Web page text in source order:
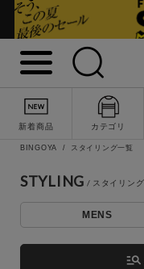
新着商品 カテゴリ
BINGOYA スタイリング一覧
STYLING
MENS
manage_search